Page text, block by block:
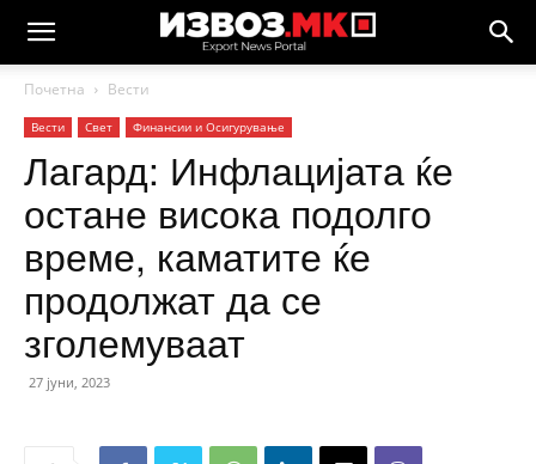
Почетна Вести
Вести Свет Финансии и Осигурување
Лагард: Инфлацијата ќе
остане висока подолго
време, каматите ќе
продолжат да се
зголемуваат
27 јуни, 2023